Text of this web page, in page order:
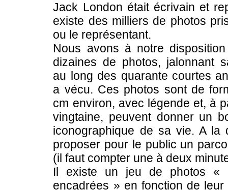
Jack London était écrivain et
existe des milliers de photos
ou le représentant.
Nous avons à notre
dizaines de photos, jalonnant
au long des quarante courtes
a vécu. Ces photos sont de
cm environ, avec légende et, à
vingtaine, peuvent donner un
iconographique de sa vie. A la
proposer pour le public un
(il faut compter une à deux
Il existe un jeu de photos «
encadrées » en fonction de